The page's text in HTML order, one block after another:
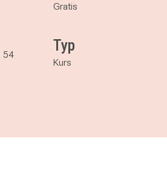
54
Gratis
Typ
Kurs